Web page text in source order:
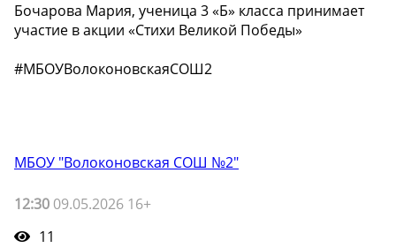
Бочарова Мария, ученица 3 «Б» класса принимает
участие в акции «Стихи Великой Победы»
#МБОУВолоконовскаяСОШ2
МБОУ "Волоконовская СОШ №2"
12:30 09.05.2026 16+
11